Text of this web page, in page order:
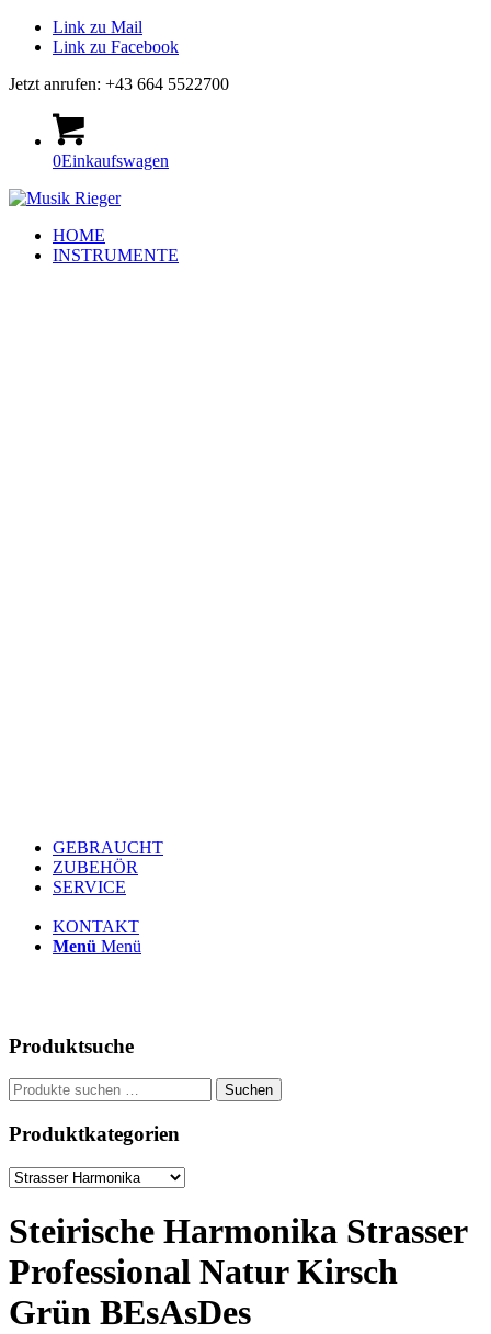
Link zu Mail
Link zu Facebook
Jetzt anrufen: +43 664 5522700
0Einkaufswagen
HOME
INSTRUMENTE
GEBRAUCHT
ZUBEHÖR
SERVICE
KONTAKT
Menü Menü
Produktsuche
Suchen
nach:
Suchen
Produktkategorien
Steirische Harmonika Strasser
Professional Natur Kirsch
Grün BEsAsDes